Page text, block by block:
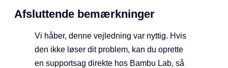
Afsluttende bemærkninger
Vi håber, denne vejledning var nyttig. Hvis
den ikke løser dit problem, kan du oprette
en supportsag direkte hos Bambu Lab, så